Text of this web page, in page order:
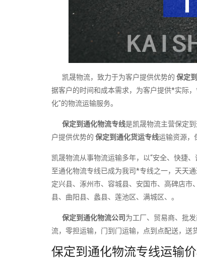
凯晟物流，致力于为客户提供优势的 保定
据客户的时间和成本需求，为客户提供*实际
化"的物流运输服务。
保定到通化物流专线是凯晟物流主营保定
户提供优势的 保定到通化货运专线运输资源，
凯晟物流从事物流运输多年，以“安全、快捷
至通化物流专线已成为我司*专线之一，天天
定兴县、涿州市、容城县、安国市、高碑店
县、曲阳县、蠡县、莲池区、满城区、。
保定到通化物流公司为工厂、贸易商、批
流，零担运输，门到门运输，点到点配送，送
保定到通化物流专线运输